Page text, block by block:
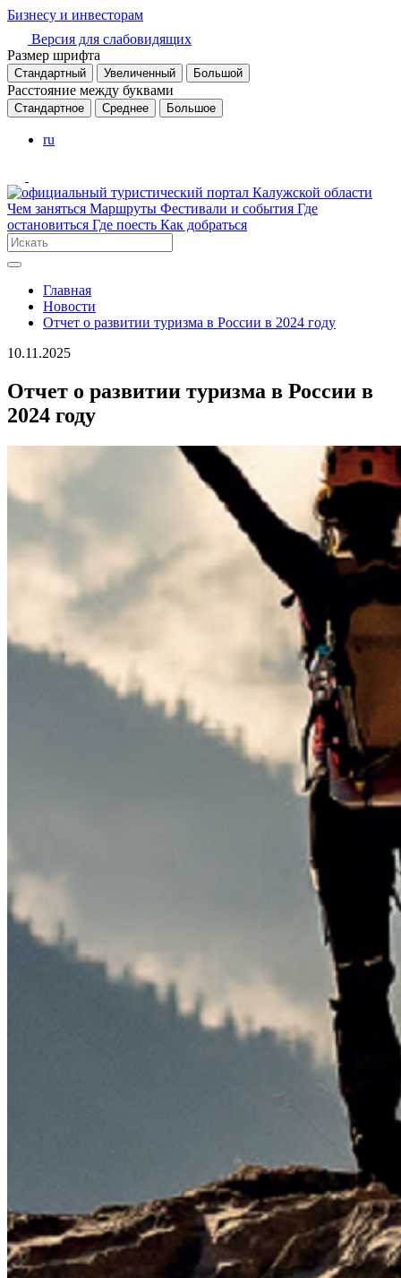
Бизнесу и инвесторам
Версия для слабовидящих
Размер шрифта
Стандартный Увеличенный Большой
Расстояние между буквами
Стандартное Среднее Большое
ru
Чем заняться Маршруты Фестивали и события Где
остановиться Где поесть Как добраться
Главная
Новости
Отчет о развитии туризма в России в 2024 году
10.11.2025
Отчет о развитии туризма в России в
2024 году